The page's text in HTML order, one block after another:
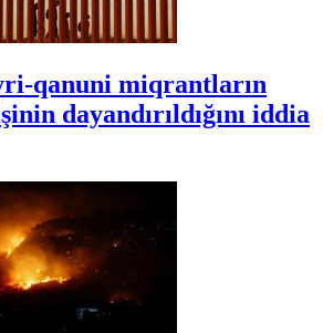
qanuni miqrantların
dayandırıldığını iddia